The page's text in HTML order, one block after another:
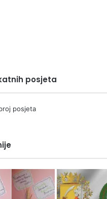
posjeta
posjeta